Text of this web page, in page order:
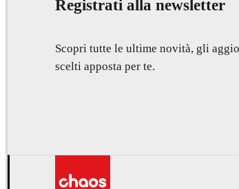
Registrati alla newsletter
Scopri tutte le ultime novità, gli
scelti apposta per te.